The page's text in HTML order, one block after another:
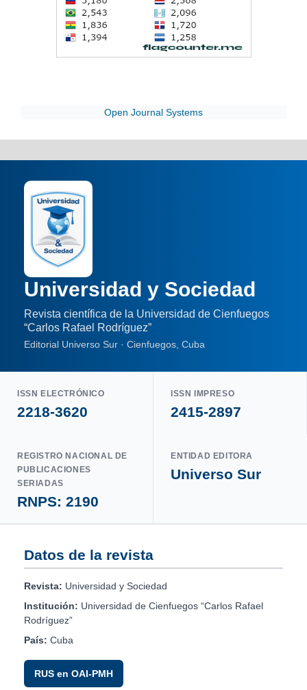
Open Journal Systems
Universidad y Sociedad
Revista científica de la Universidad de Cienfuegos
“Carlos Rafael Rodríguez”
Editorial Universo Sur · Cienfuegos, Cuba
ISSN ELECTRÓNICO
2218-3620
ISSN IMPRESO
2415-2897
REGISTRO NACIONAL DE
PUBLICACIONES
SERIADAS
RNPS: 2190
ENTIDAD EDITORA
Universo Sur
Datos de la revista
Revista: Universidad y Sociedad
Institución: Universidad de Cienfuegos “Carlos Rafael
Rodríguez”
País: Cuba
RUS en OAI-PMH